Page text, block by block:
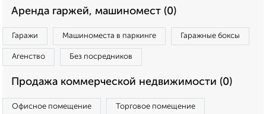
Аренда гаржей, машиномест (0)
Гаражи Машиноместа в паркинге Гаражные боксы
Агенство Без посредников
Продажа коммерческой недвижимости (0)
Офисное помещение Торговое помещение